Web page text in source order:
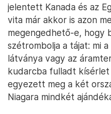
jelentett Kanada és az
vita már akkor is azon
megengedhető-e, hogy
szétrombolja a tájat: mi
látványa vagy az
kudarcba fulladt
egyezett meg a két
Niagara mindkét